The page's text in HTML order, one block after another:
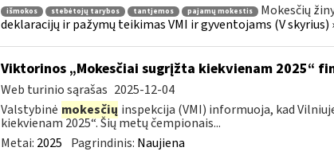
išmokos stebėtojų tarybos tantjemos pajamų mokestis Mokesčių
deklaracijų ir pažymų teikimas VMI ir gyventojams (V skyrius)
Viktorinos „Mokesčiai sugrįžta kiekvienam 2025“
Web turinio sąrašas 2025-12-04
Valstybinė mokesčių inspekcija (VMI) informuoja, kad
kiekvienam 2025“. Šių metų čempionais...
Metai: 2025 Pagrindinis: Naujiena